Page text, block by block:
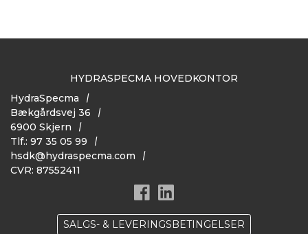
HYDRASPECMA HOVEDKONTOR
HydraSpecma
Bækgårdsvej 36
6900 Skjern
Tlf.: 97 35 05 99
hsdk@hydraspecma.com
CVR: 87552411
SALGS- & LEVERINGSBETINGELSER